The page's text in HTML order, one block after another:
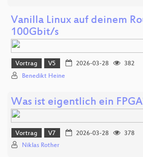
Vanilla Linux auf deinem
100Gbit/s
Vortrag V5 2026-03-28
382
Benedikt Heine
Was ist eigentlich ein
Vortrag V7 2026-03-28
378
Niklas Rother